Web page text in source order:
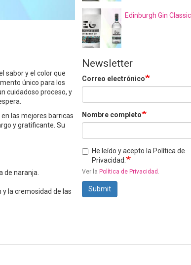
sabor y el color que
único para los
cuidadoso proceso, y
las mejores barricas
y gratificante. Su
de naranja.
la cremosidad de las
Edinburgh Gin Classic
Newsletter
Correo electrónico
Nombre completo
He leído y acepto la Política de
Privacidad.
Ver la Política de Privacidad .
Submit